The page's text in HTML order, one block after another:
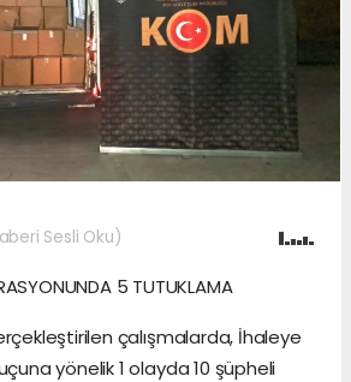
Sesli Oku)
5 TUTUKLAMA
çalışmalarda, İhaleye
yönelik 1 olayda 10 şüpheli